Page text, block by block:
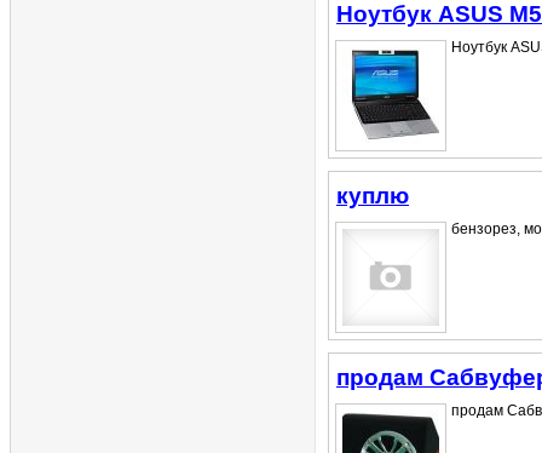
Ноутбук ASUS
Ноутбук
куплю
бензорез,
продам
продам